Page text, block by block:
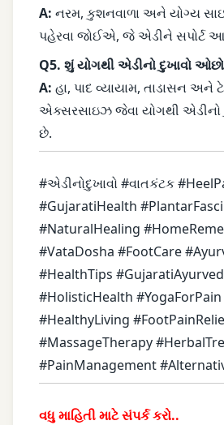
A: નરમ, કુશનવાળા અને યોગ્ય
પહેરવા જોઈએ, જે એડીને સપોર્ટ
Q5. શું યોગથી એડીનો દુખાવો
A: હા, પાદ વ્યાયામ, તાડાસન અને
એક્સરસાઇઝ જેવા યોગથી એડીનો
છે.
#એડીનોદુખાવો #વાતકંટક
#GujaratiHealth
#NaturalHealing
#VataDosha #FootCare
#HealthTips
#HolisticHealth
#HealthyLiving
#MassageTherapy
#PainManagement
વધુ માહિતી માટે સંપર્ક કરો..